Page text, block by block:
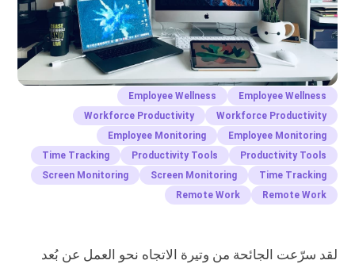
Employee Wellness
Employee Wellness
Workforce Productivity
Workforce Productivity
Employee Monitoring
Employee Monitoring
Productivity Tools
Productivity Tools
Time Tracking
Time Tracking
Screen Monitoring
Screen Monitoring
Remote Work
Remote Work
لقد سرّعت الجائحة من وتيرة الاتجاه نحو العمل عن بُعد